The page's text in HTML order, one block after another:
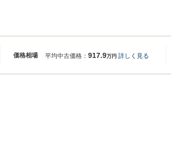
価格相場 平均中古価格： 917.9万円 詳しく見る